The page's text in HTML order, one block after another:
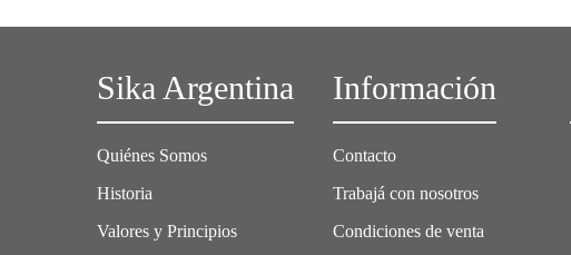
Sika Argentina
Quiénes Somos
Historia
Valores y Principios
Información
Contacto
Trabajá con nosotros
Condiciones de venta